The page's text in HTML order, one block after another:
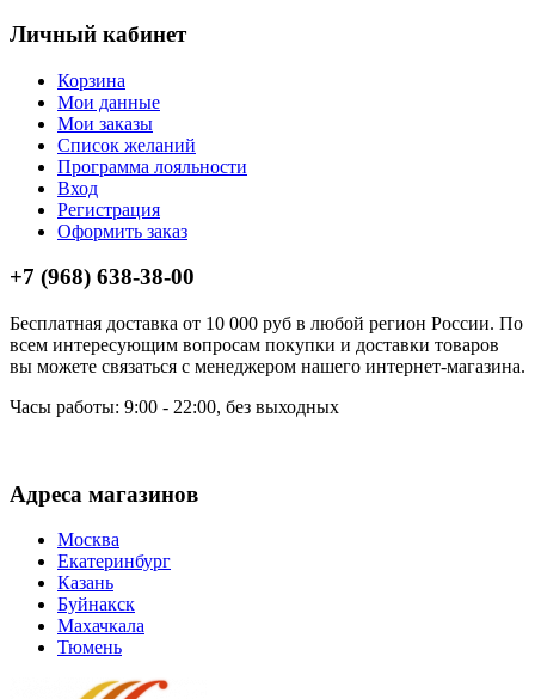
Личный кабинет
Корзина
Мои данные
Мои заказы
Список желаний
Программа лояльности
Вход
Регистрация
Оформить заказ
+7 (968) 638-38-00
Бесплатная доставка от 10 000 руб в любой регион России. По
всем интересующим вопросам покупки и доставки товаров
вы можете связаться с менеджером нашего интернет-магазина.
Часы работы: 9:00 - 22:00, без выходных
Адреса магазинов
Москва
Екатеринбург
Казань
Буйнакск
Махачкала
Тюмень